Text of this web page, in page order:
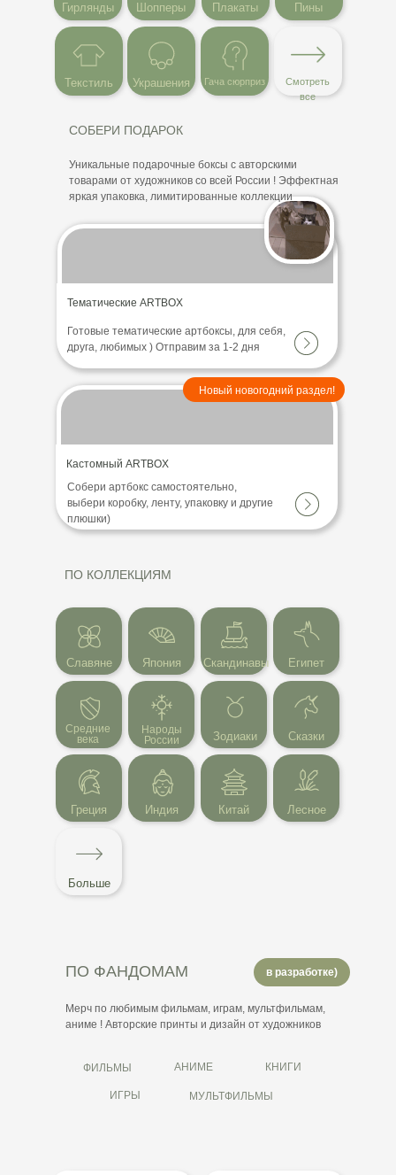
ПО КОЛЛЕКЦИЯМ
Славяне Япония Скандинавы Египет
Китай
Греция Индия
Средние
века
Народы
России
Зодиаки Сказки
Лесное
Больше
Текстиль Украшения Гача сюрприз
Гирлянды Шопперы Плакаты Пины
Смотреть
все
СОБЕРИ ПОДАРОК
Собери артбокс самостоятельно,
выбери коробку, ленту, упаковку и другие
плюшки)
Кастомный ARTBOX
Готовые тематические артбоксы, для себя,
друга, любимых ) Отправим за 1-2 дня
Тематические ARTBOX
Новый новогодний раздел!
Уникальные подарочные боксы с авторскими
товарами от художников со всей России ! Эффектная
яркая упаковка, лимитированные коллекции
ПО ФАНДОМАМ
Мерч по любимым фильмам, играм, мультфильмам,
аниме ! Авторские принты и дизайн от художников
ФИЛЬМЫ
ИГРЫ
АНИМЕ
МУЛЬТФИЛЬМЫ
КНИГИ
в разработке)